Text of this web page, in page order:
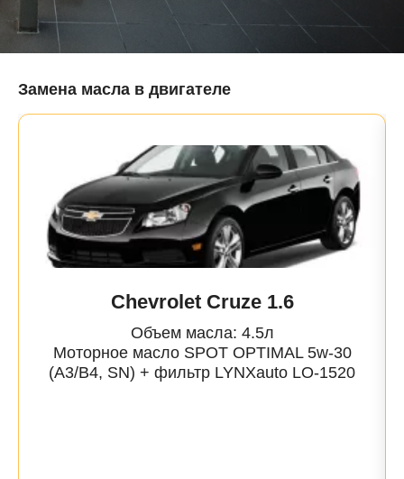
Замена масла в двигателе
Chevrolet Cruze 1.6
Объем масла: 4.5л
Моторное масло SPOT OPTIMAL 5w-30
(A3/B4, SN) + фильтр LYNXauto LO-1520